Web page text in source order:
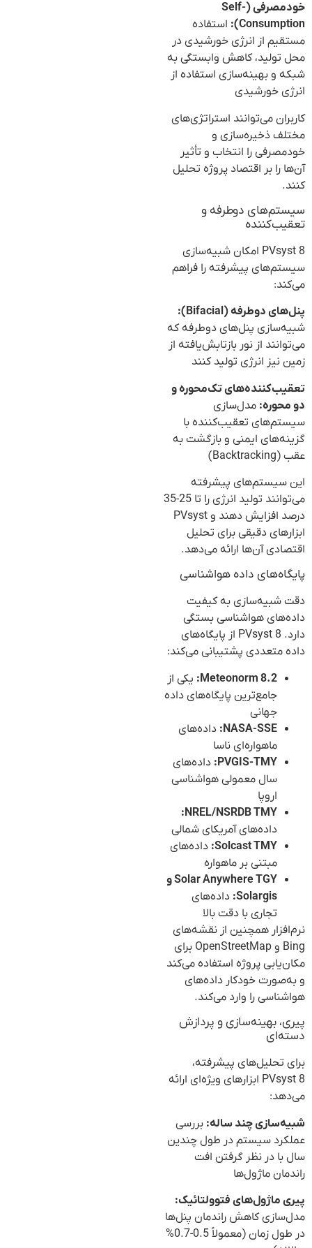
خودمصرفی (Self-
Consumption):
استفاده
مستقیم از انرژی خورشیدی در
محل تولید، کاهش وابستگی به
شبکه و بهینه‌سازی استفاده از
انرژی خورشیدی
کاربران می‌توانند استراتژی‌های
مختلف ذخیره‌سازی و
خودمصرفی را انتخاب و تأثیر
آن‌ها را بر اقتصاد پروژه تحلیل
کنند.
سیستم‌های دوطرفه و
تعقیب‌کننده
PVsyst 8 امکان شبیه‌سازی
سیستم‌های پیشرفته را فراهم
می‌کند:
پنل‌های دوطرفه (Bifacial):
شبیه‌سازی پنل‌های دوطرفه که
می‌توانند از نور بازتابش‌یافته از
زمین نیز انرژی تولید کنند
تعقیب‌کننده‌های تک‌محوره و
دو محوره: مدل‌سازی
سیستم‌های تعقیب‌کننده با
گزینه‌های ایمنی و بازگشت به
عقب (Backtracking)
این سیستم‌های پیشرفته
می‌توانند تولید انرژی را تا 25-35
درصد افزایش دهند و PVsyst
ابزارهای دقیقی برای تحلیل
اقتصادی آن‌ها ارائه می‌دهد.
پایگاه‌های داده هواشناسی
دقت شبیه‌سازی به کیفیت
داده‌های هواشناسی بستگی
دارد. PVsyst 8 از پایگاه‌های
داده متعددی پشتیبانی می‌کند:
Meteonorm 8.2: یکی از
جامع‌ترین پایگاه‌های داده
جهانی
NASA-SSE: داده‌های
ماهواره‌ای ناسا
PVGIS-TMY: داده‌های
سال معمولی هواشناسی
اروپا
NREL/NSRDB TMY:
داده‌های آمریکای شمالی
Solcast TMY: داده‌های
مبتنی بر ماهواره
Solar Anywhere TGY و
Solargis: داده‌های
تجاری با دقت بالا
نرم‌افزار همچنین از نقشه‌های
Bing و OpenStreetMap برای
مکان‌یابی پروژه استفاده می‌کند
و به‌صورت خودکار داده‌های
هواشناسی را وارد می‌کند.
پیری، بهینه‌سازی و پردازش
دسته‌ای
برای تحلیل‌های پیشرفته،
PVsyst 8 ابزارهای ویژه‌ای ارائه
می‌دهد:
شبیه‌سازی چند ساله: بررسی
عملکرد سیستم در طول چندین
سال با در نظر گرفتن افت
راندمان ماژول‌ها
پیری ماژول‌های فتوولتائیک:
مدل‌سازی کاهش راندمان پنل‌ها
در طول زمان (معمولاً 0.5-0.7%